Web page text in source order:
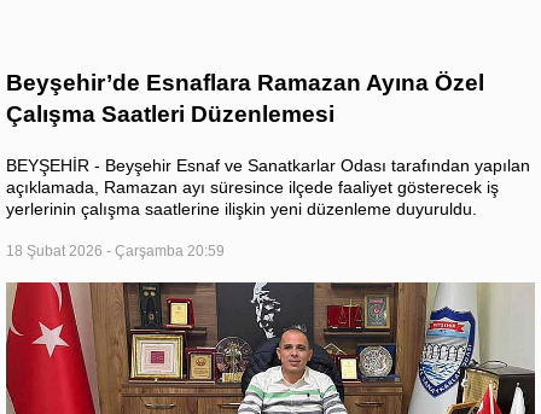
Beyşehir’de Esnaflara Ramazan Ayına Özel
Çalışma Saatleri Düzenlemesi
BEYŞEHİR - Beyşehir Esnaf ve Sanatkarlar Odası tarafından yapılan
açıklamada, Ramazan ayı süresince ilçede faaliyet gösterecek iş
yerlerinin çalışma saatlerine ilişkin yeni düzenleme duyuruldu.
18 Şubat 2026 - Çarşamba 20:59